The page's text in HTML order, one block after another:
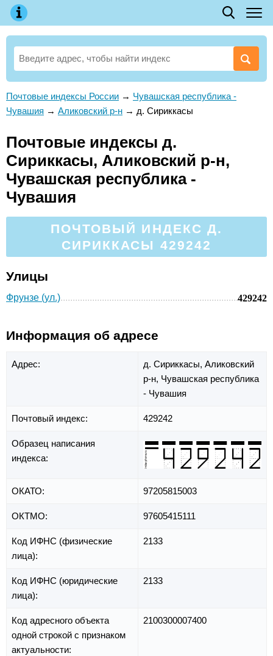
Почтовые индексы России → Чувашская республика -
Чувашия → Аликовский р-н → д. Сириккасы
Почтовые индексы д.
Сириккасы, Аликовский р-н,
Чувашская республика -
Чувашия
ПОЧТОВЫЙ ИНДЕКС Д.
СИРИККАСЫ 429242
Улицы
Фрунзе (ул.) 429242
Информация об адресе
Адрес: д. Сириккасы, Аликовский
р-н, Чувашская республика
- Чувашия
Почтовый индекс: 429242
Образец написания
индекса:
ОКАТО: 97205815003
ОКТМО: 97605415111
Код ИФНС (физические
лица):
2133
Код ИФНС (юридические
лица):
2133
Код адресного объекта
одной строкой с признаком
актуальности:
2100300007400